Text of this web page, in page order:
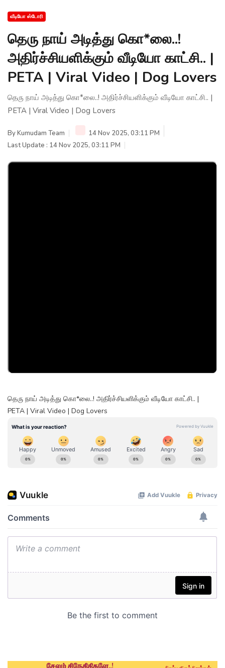
வீடியோ ஸ்டோரி
தெரு நாய் அடித்து கொ*லை..!
அதிர்ச்சியளிக்கும் வீடியோ காட்சி.. |
PETA | Viral Video | Dog Lovers
தெரு நாய் அடித்து கொ*லை..! அதிர்ச்சியளிக்கும் வீடியோ காட்சி.. |
PETA | Viral Video | Dog Lovers
ByKumudam Team
14 Nov 2025, 03:11 PM
Last Update : 14 Nov 2025, 03:11 PM
தெரு நாய் அடித்து கொ*லை..! அதிர்ச்சியளிக்கும் வீடியோ காட்சி.. |
PETA | Viral Video | Dog Lovers